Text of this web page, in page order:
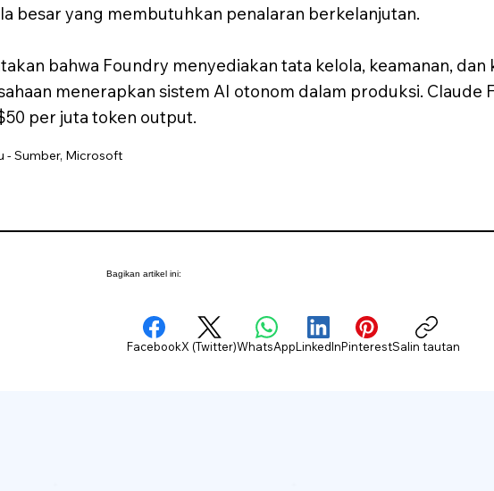
besar yang membutuhkan penalaran berkelanjutan.
bahwa Foundry menyediakan tata kelola, keamanan,
menerapkan sistem AI otonom dalam produksi. Claude
per juta token output.
- Sumber, Microsoft
Bagikan artikel ini:
FacebookX (Twitter)WhatsAppLinkedInPinterestSalin tautan